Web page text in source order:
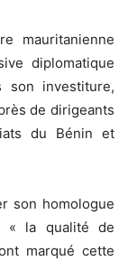
mauritanienne
diplomatique
son investiture,
de dirigeants
du Bénin et
son homologue
« la qualité de
marqué cette